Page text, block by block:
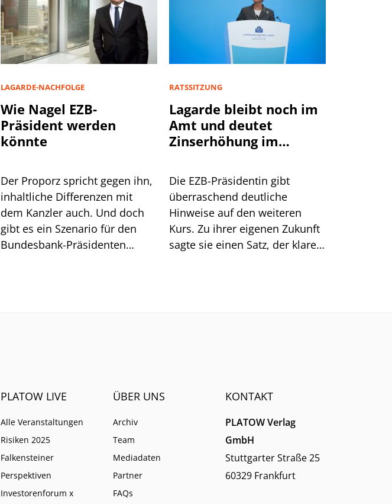
LAGARDE-NACHFOLGE
Wie Nagel EZB-
Präsident werden
könnte
Der Proporz spricht gegen ihn,
inhaltliche Differenzen mit
dem Kanzler auch. Und doch
gibt es ein Szenario für den
Bundesbank-Präsidenten
RATSSITZUNG
Lagarde bleibt noch im
Amt und deutet
Zinserhöhung im
Die EZB-Präsidentin gibt
überraschend deutliche
Hinweise auf den weiteren
Kurs. Zu ihrer eigenen Zukunft
sagte sie einen Satz, der klarer
PLATOW LIVE
Alle Veranstaltungen
Risiken 2025
Falkensteiner
Perspektiven
Investorenforum x
ÜBER UNS
Archiv
Team
Mediadaten
Partner
FAQs
KONTAKT
PLATOW Verlag
GmbH
Stuttgarter Straße 25
60329 Frankfurt